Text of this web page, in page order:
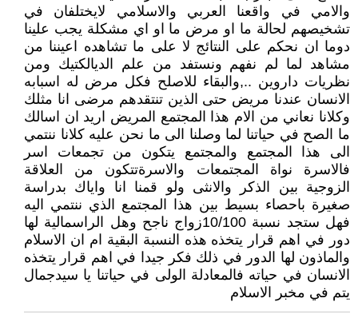
والامي في واقعنا العربي والاسلامي لايختلفان في
تشخيصهم لحالة ما او مرض ما او اي مشكلة يجب علينا
دوما ان نحكم على النتائج لا على ما تشاهده اعيننا من
مشاهد لما لم نفهم ونستفد من علم الديالكتيك ومن
نظريات داروين ..,والبقاء للاصلح فكل مرض له اسبابه
الانسان عندنا مريض حتى الذين تنتقدهم مرضى انا مثلك
وكلانا نعاني من الام هذا المجتمع المريض اريد ان اسالك
ما الصح في حياتنا لما وصلنا الى ما نحن عليه كلانا ننتمي
الى هذا المجتمع والمجتمع يتكون من تجمعات اسر
فالاسرة نواة المجتمعات والاسرةتتكون من العلاقة
الزوجية بين الذكر والانثى ولو قمنا انا واياك بدراسة
صغيرة باحصاء بسيط بين هذا المجتمع الذي ننتمي اليه
فهل ستجد نسبة 10/100زواج ناجح وهل الراسمالية لها
دور في اهم قرار يتخذه هذه النسبة البقية ام ان الاسلام
والماذون لها الدور في ذلك فكر جيدا في اهم قرار يتخذه
الانسان في حياته فالمعادلة الولى في حياتنا يا سيدجمال
يتم في مخبر الاسلام